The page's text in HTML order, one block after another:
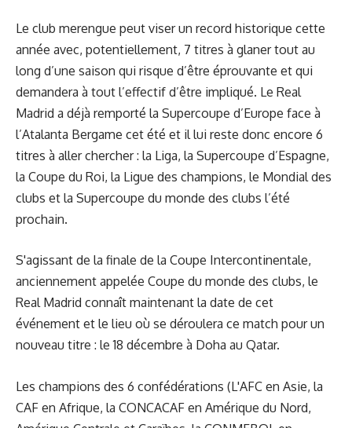
Le club merengue peut viser un record historique cette
année avec, potentiellement, 7 titres à glaner tout au
long d’une saison qui risque d’être éprouvante et qui
demandera à tout l’effectif d’être impliqué. Le Real
Madrid a déjà remporté la Supercoupe d’Europe face à
l’Atalanta Bergame cet été et il lui reste donc encore 6
titres à aller chercher : la Liga, la Supercoupe d’Espagne,
la Coupe du Roi, la Ligue des champions, le Mondial des
clubs et la Supercoupe du monde des clubs l’été
prochain.
S'agissant de la finale de la Coupe Intercontinentale,
anciennement appelée Coupe du monde des clubs, le
Real Madrid connaît maintenant la date de cet
événement et le lieu où se déroulera ce match pour un
nouveau titre : le 18 décembre à Doha au Qatar.
Les champions des 6 confédérations (L'AFC en Asie, la
CAF en Afrique, la CONCACAF en Amérique du Nord,